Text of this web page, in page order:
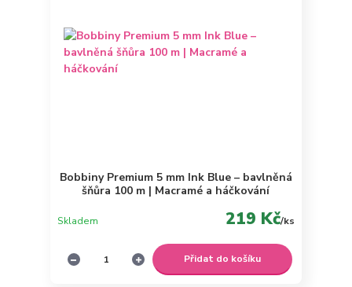
Bobbiny Premium 5 mm Ink Blue – bavlněná
šňůra 100 m | Macramé a háčkování
219 Kč/ks
Skladem
Přidat do košíku